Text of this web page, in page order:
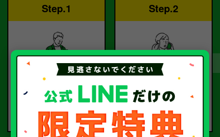
Step.1
ご依頼
お電話または査定フォー
ご依頼ください。
Step.2
査定
査定のプロが
お電話で回答いたしま
す。